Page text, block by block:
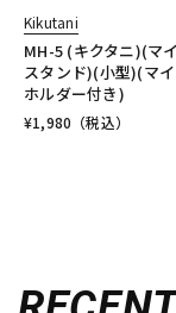
Kikutani
MH-5 (キクタニ)(マ
スタンド)(小型)(マ
ホルダー付き)
¥1,980 （税込）